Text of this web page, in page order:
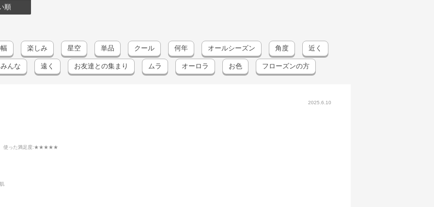
順
楽しみ 星空 単品 クール 何年 オールシーズン 角度 近く
みんな 遠く お友達との集まり ムラ オーロラ お色 フローズンの方
2025.6.10
使った満足度:★★★★★